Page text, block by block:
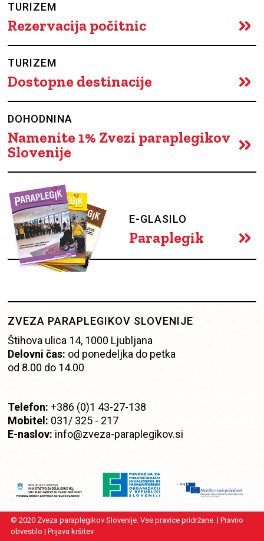
TURIZEM
Rezervacija počitnic
TURIZEM
Dostopne destinacije
DOHODNINA
Namenite 1% Zvezi paraplegikov
Slovenije
E-GLASILO
Paraplegik
ZVEZA PARAPLEGIKOV SLOVENIJE
Štihova ulica 14, 1000 Ljubljana
Delovni čas: od ponedeljka do petka
od 8.00 do 14.00
Telefon:+386 (0)1 43-27-138
Mobitel: 031/ 325 - 217
E-naslov: info@zveza-paraplegikov.si
© 2020 Zveza paraplegikov Slovenije. Vse pravice pridržane. |Pravno
obvestilo |Prijava kršitev